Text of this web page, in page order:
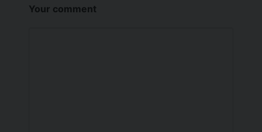
Your comment